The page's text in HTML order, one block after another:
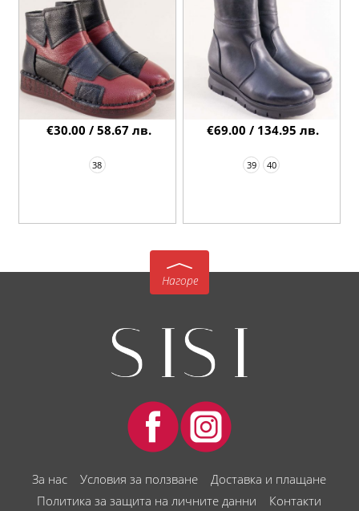
38
€30.00 / 58.67 лв.
39 40
€69.00 / 134.95 лв.
Нагоре
За нас Условия за ползване
Доставка и плащане
Политика за защита на личните данни
Контакти